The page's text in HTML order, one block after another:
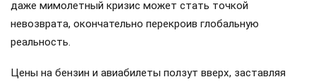
даже мимолетный кризис может стать точкой
невозврата, окончательно перекроив глобальную
реальность.
Цены на бензин и авиабилеты ползут вверх, заставляя